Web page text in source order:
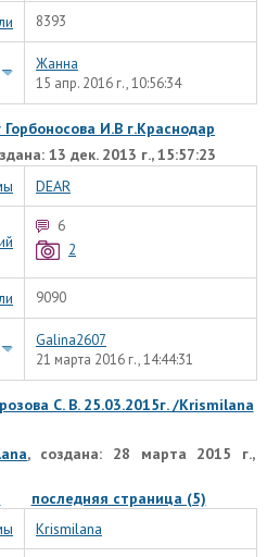
8393
Жанна
15 апр. 2016 г., 10:56:34
И.В г.Краснодар
13 дек. 2013 г., 15:57:23
DEAR
6
2
9090
Galina2607
21 марта 2016 г., 14:44:31
С. В. 25.03.2015г. /Krismilana
, создана: 28 марта 2015 г.,
последняя страница (5)
Krismilana